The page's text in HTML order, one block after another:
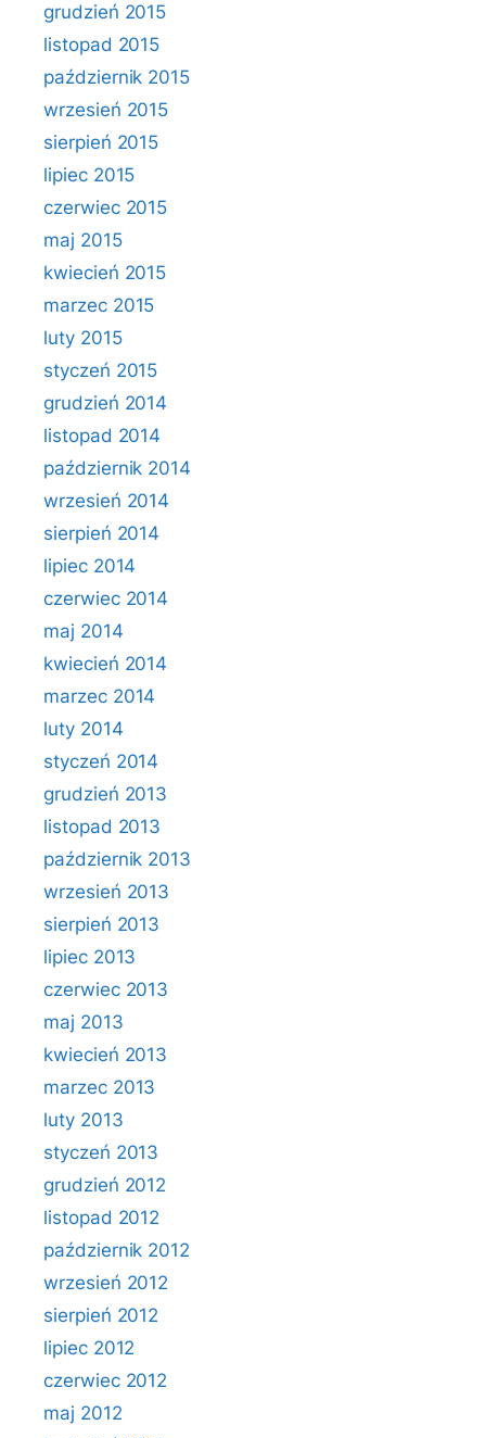
grudzień 2015
listopad 2015
październik 2015
wrzesień 2015
sierpień 2015
lipiec 2015
czerwiec 2015
maj 2015
kwiecień 2015
marzec 2015
luty 2015
styczeń 2015
grudzień 2014
listopad 2014
październik 2014
wrzesień 2014
sierpień 2014
lipiec 2014
czerwiec 2014
maj 2014
kwiecień 2014
marzec 2014
luty 2014
styczeń 2014
grudzień 2013
listopad 2013
październik 2013
wrzesień 2013
sierpień 2013
lipiec 2013
czerwiec 2013
maj 2013
kwiecień 2013
marzec 2013
luty 2013
styczeń 2013
grudzień 2012
listopad 2012
październik 2012
wrzesień 2012
sierpień 2012
lipiec 2012
czerwiec 2012
maj 2012